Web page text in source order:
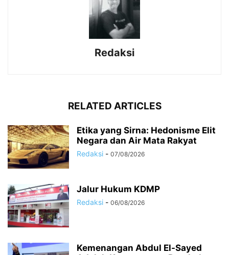
Redaksi
RELATED ARTICLES
Etika yang Sirna: Hedonisme Elit
Negara dan Air Mata Rakyat
Redaksi - 07/08/2026
Jalur Hukum KDMP
Redaksi - 06/08/2026
Kemenangan Abdul El-Sayed